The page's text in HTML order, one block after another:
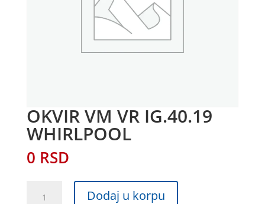
OKVIR VM VR IG.40.19
WHIRLPOOL
0 RSD
Dodaj u korpu